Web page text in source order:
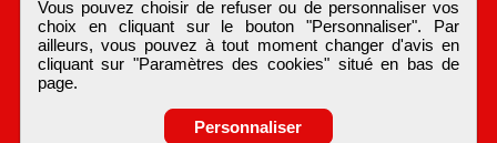
Vous pouvez choisir de refuser ou de personnaliser vos
choix en cliquant sur le bouton "Personnaliser". Par
ailleurs, vous pouvez à tout moment changer d'avis en
cliquant sur "Paramètres des cookies" situé en bas de
page.
Personnaliser